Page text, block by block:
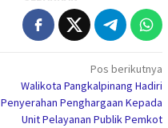
Pos berikutnya
Walikota Pangkalpinang Hadiri
Penyerahan Penghargaan Kepada
Unit Pelayanan Publik Pemkot